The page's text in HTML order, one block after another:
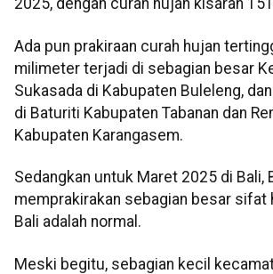
2025, dengan curah hujan kisaran
Ada pun prakiraan curah hujan
milimeter terjadi di sebagian besar
Sukasada di Kabupaten Buleleng,
di Baturiti Kabupaten Tabanan dan
Kabupaten Karangasem.
Sedangkan untuk Maret 2025 di Bali,
memprakirakan sebagian besar sifat
Bali adalah normal.
Meski begitu, sebagian kecil